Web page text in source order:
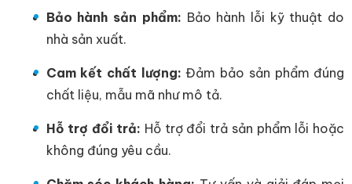
Bảo hành sản phẩm: Bảo hành lỗi kỹ thuật do
nhà sản xuất.
Cam kết chất lượng: Đảm bảo sản phẩm đúng
chất liệu, mẫu mã như mô tả.
Hỗ trợ đổi trả: Hỗ trợ đổi trả sản phẩm lỗi hoặc
không đúng yêu cầu.